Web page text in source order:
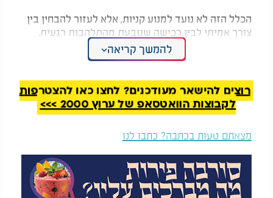
הכלל הזה לא נועד למנוע קניות, אלא לעזור להבחין בין
צורך אמיתי לבין רכישה שנובעת מהתלהבות רגעית.
המלצות נוספות
מרגישים לחוצים? 7
תרגילים פשוטים
שיכולים לעזור לגוף
להירגע
הכוס שיכולה לשנות את
הבריאות שלכם - אבל
רק אם שותים נכון
להמשך קריאה
רוצים להישאר מעודכנים? לחצו כאן להצטרפות
לקבוצות הוואטסאפ של ערוץ 2000 >>>
מצאתם טעות בכתבה? כתבו לנו